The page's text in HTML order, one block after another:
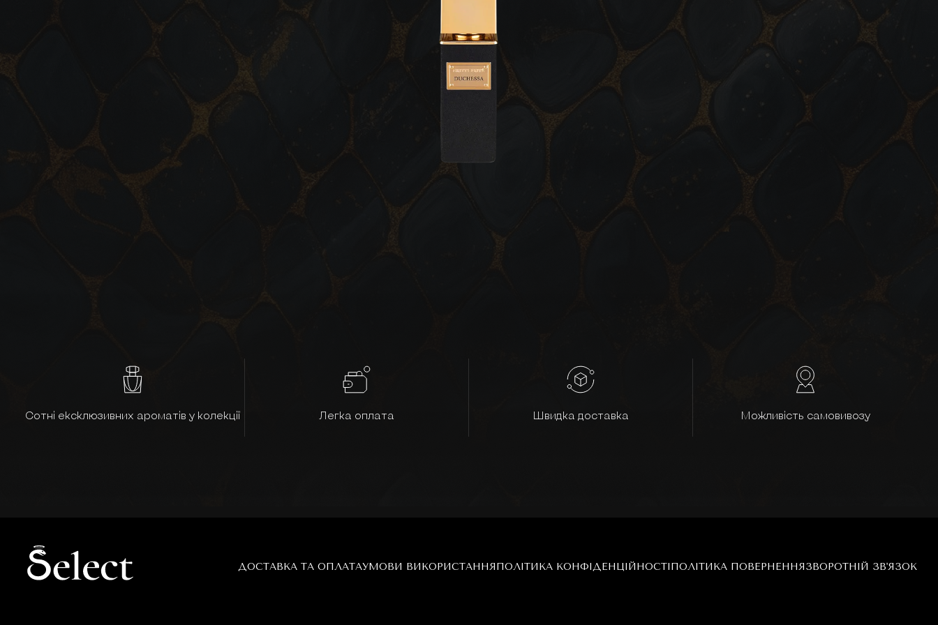
Сотні ексклюзивних ароматів у колекції Легка оплата Швидка доставка Можливість самовивозу
ДОСТАВКА ТА ОПЛАТАУМОВИ ВИКОРИСТАННЯПОЛІТИКА КОНФІДЕНЦІЙНОСТІПОЛІТИКА ПОВЕРНЕННЯЗВОРОТНІЙ ЗВ'ЯЗОК